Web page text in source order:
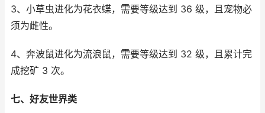
3、小草虫进化为花衣蝶，需要等级达到 36 级，且宠物必
须为雌性。
4、奔波鼠进化为流浪鼠，需要等级达到 32 级，且累计完
成挖矿 3 次。
七、好友世界类